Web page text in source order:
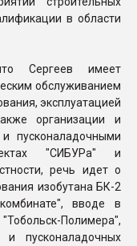
в области
Сергеев имеет
обслуживанием
эксплуатацией
организации и
пусконаладочными
"СИБУРа" и
речь идет о
изобутана БК-2
вводе в
Полимера",
и пусконаладочных